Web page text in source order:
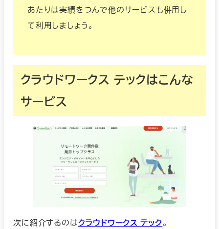
あたりは実績をつんで他のサービスも併用し
て利用しましょう。
クラウドワークス テックはこんな
サービス
次に紹介するのはクラウドワークス テック。